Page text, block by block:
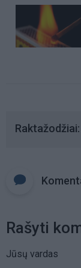
Raktažodžiai
Rašyti
Jūsų vardas